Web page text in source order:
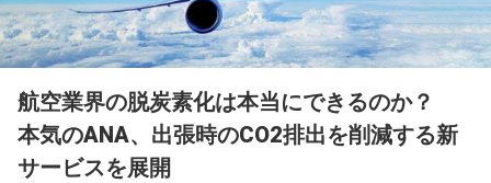
航空業界の脱炭素化は本当にできるのか？
本気のANA、出張時のCO2排出を削減する新
サービスを展開